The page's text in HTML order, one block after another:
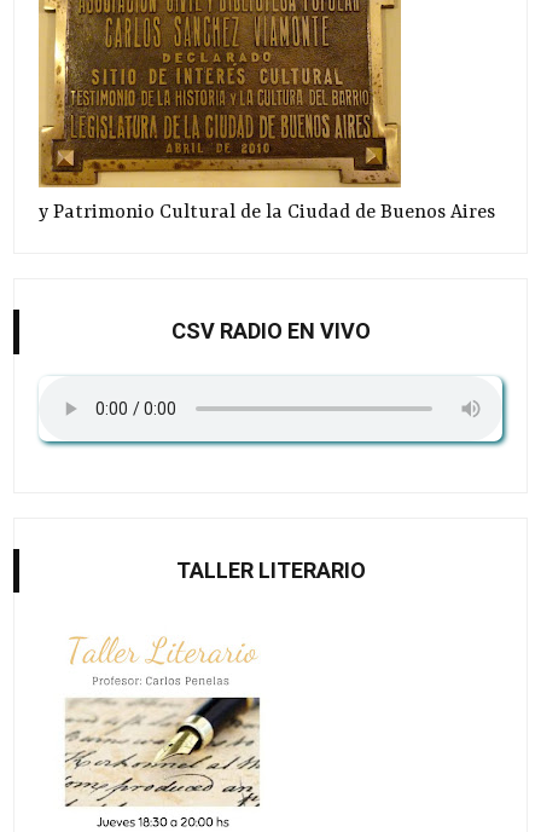
y Patrimonio Cultural de la Ciudad de Buenos Aires
CSV RADIO EN VIVO
TALLER LITERARIO